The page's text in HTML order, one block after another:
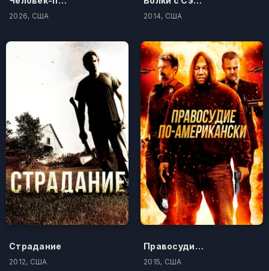
2026, США 2014, США
Страдание
2012, США
Правосудие по-американски
2015, США